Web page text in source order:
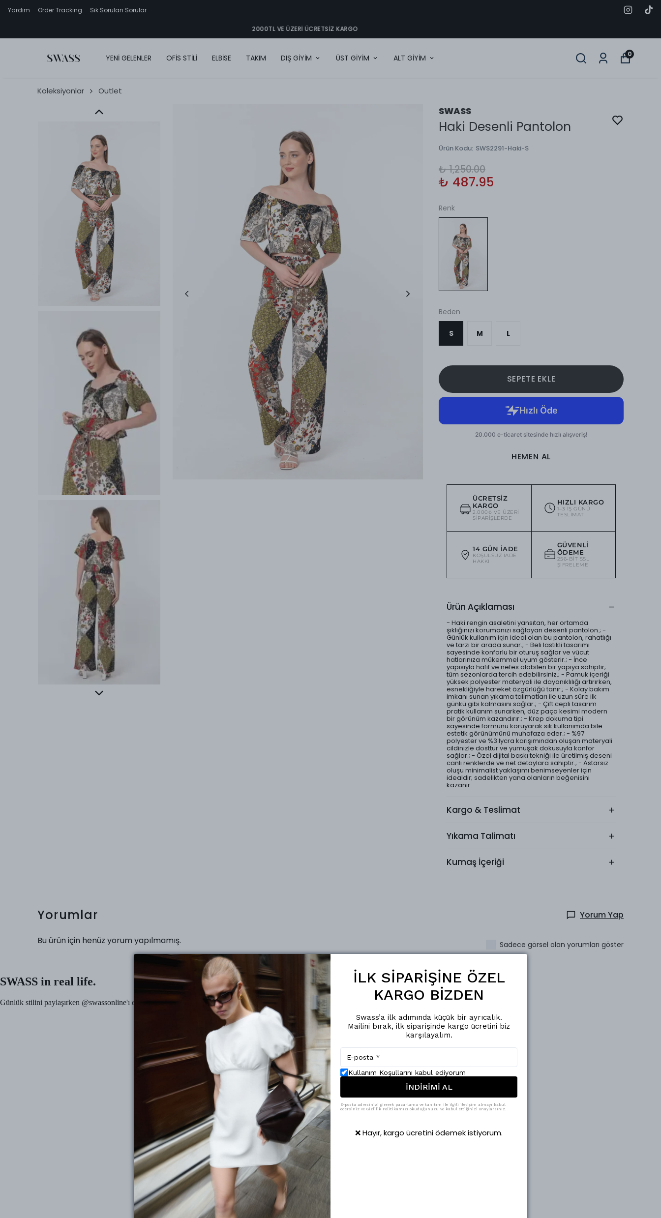
Yardım Order Tracking Sık Sorulan Sorular
2000TL VE ÜZERI ÜCRETSIZ KARGO
YENİ GELENLER OFİS STİLİ ELBİSE TAKIM DIŞ GİYİM ÜST GİYİM ALT GİYİM 0
Koleksiyonlar Outlet
SWASS
Haki Desenli Pantolon
Ürün Kodu: SWS2291-Haki-S
₺ 1,250.00
₺ 487.95
Renk
Beden
S M L
SEPETE EKLE
HEMEN AL
ÜCRETSIZ
KARGO
2.000₺ VE ÜZERI
SIPARIŞLERDE
HIZLI KARGO
1–3 IŞ GÜNÜ
TESLIMAT
14 GÜN İADE
KOŞULSUZ IADE
HAKKI
GÜVENLI
ÖDEME
256-BIT SSL
ŞIFRELEME
Ürün Açıklaması
- Haki rengin asaletini yansıtan, her ortamda
şıklığınızı korumanızı sağlayan desenli pantolon.; -
Günlük kullanım için ideal olan bu pantolon, rahatlığı
ve tarzı bir arada sunar.; - Beli lastikli tasarımı
sayesinde konforlu bir oturuş sağlar ve vücut
hatlarınıza mükemmel uyum gösterir.; - İnce
yapısıyla hafif ve nefes alabilen bir yapıya sahiptir;
tüm sezonlarda tercih edebilirsiniz.; - Pamuk içeriği
yüksek polyester materyali ile dayanıklılığı artırırken,
esnekliğiyle hareket özgürlüğü tanır.; - Kolay bakım
imkanı sunan yıkama talimatları ile uzun süre ilk
günkü gibi kalmasını sağlar.; - Çift cepli tasarım
pratik kullanım sunarken, düz paça kesimi modern
bir görünüm kazandırır.; - Krep dokuma tipi
sayesinde formunu koruyarak sık kullanımda bile
estetik görünümünü muhafaza eder.; - %97
polyester ve %3 lycra karışımından oluşan materyali
cildinizle dosttur ve yumuşak dokusuyla konfor
sağlar.; - Özel dijital baskı tekniği ile üretilmiş deseni
canlı renklerde ve net detaylara sahiptir.; - Astarsız
oluşu minimalist yaklaşımı benimseyenler için
idealdir; sadelikten yana olanların beğenisini
kazanır.
Kargo & Teslimat
Yıkama Talimatı
Kumaş İçeriği
Yorumlar Yorum Yap
Bu ürün için henüz yorum yapılmamış. Sadece görsel olan yorumları göster
İLK SİPARİŞİNE ÖZEL
KARGO BİZDEN
Swass’a ilk adımında küçük bir ayrıcalık.
Mailini bırak, ilk siparişinde kargo ücretini biz
karşılayalım.
Kullanım Koşullarını kabul ediyorum
İNDİRİMİ AL
E-posta adresinizi girerek pazarlama ve tanıtım ile ilgili iletişim almayı kabul
edersiniz ve Gizlilik Politikamızı okuduğunuzu ve kabul ettiğinizi onaylarsınız.
❌ Hayır, kargo ücretini ödemek istiyorum.